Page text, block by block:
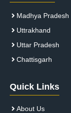
Madhya Pradesh
Uttrakhand
Uttar Pradesh
Chattisgarh
Quick Links
About Us